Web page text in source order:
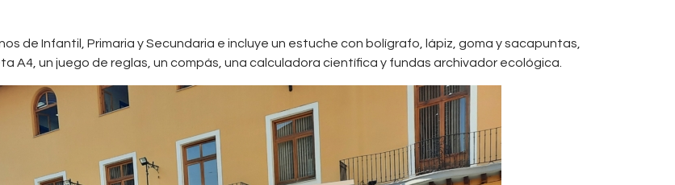
de Infantil, Primaria y Secundaria e incluye un estuche con bolígrafo, lápiz, goma y sacapuntas,
A4, un juego de reglas, un compás, una calculadora científica y fundas archivador ecológica.